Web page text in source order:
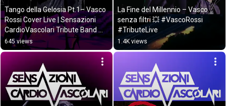
Tango della Gelosia Pt.1– Vasco
Rossi Cover Live | Sensazioni
CardioVascolari Tribute Band
#rock
645 views
La Fine del Millennio – Vasco
senza filtri 💥 #VascoRossi
#TributeLive
1.4K views